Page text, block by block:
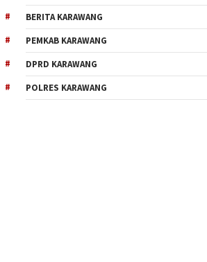
BERITA KARAWANG
PEMKAB KARAWANG
DPRD KARAWANG
POLRES KARAWANG